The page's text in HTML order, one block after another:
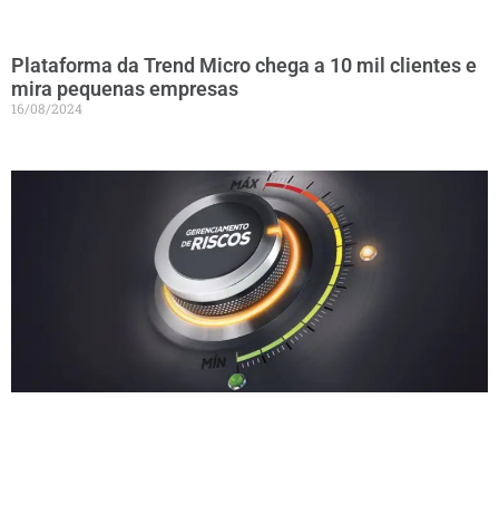
Plataforma da Trend Micro chega a 10 mil clientes e
mira pequenas empresas
16/08/2024